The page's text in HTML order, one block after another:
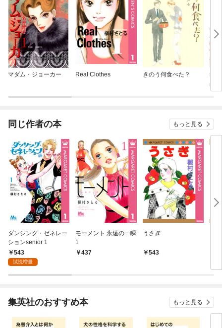
マダム・ジョーカー Real Clothes きのう何食べた？
占
の
同じ作者の本 もっと見る
ダンシング・ゼネレー
ションsenior 1
543
試読増量
モーメント 永遠の一瞬
1
437
うさぎ
543
集英社のおすすめ本 もっと見る